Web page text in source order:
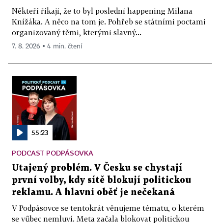
Někteří říkají, že to byl poslední happening Milana
Knížáka. A něco na tom je. Pohřeb se státními poctami
organizovaný těmi, kterými slavný...
7. 8. 2026 ▪ 4 min. čtení
55:23
PODCAST PODPÁSOVKA
Utajený problém. V Česku se chystají
první volby, kdy sítě blokují politickou
reklamu. A hlavní oběť je nečekaná
V Podpásovce se tentokrát věnujeme tématu, o kterém
se vůbec nemluví. Meta začala blokovat politickou